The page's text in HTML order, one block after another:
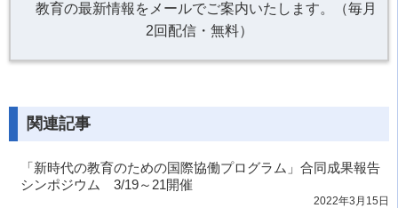
教育の最新情報をメールでご案内いたします。（毎月
2回配信・無料）
関連記事
「新時代の教育のための国際協働プログラム」合同成果報告
シンポジウム 3/19～21開催
2022年3月15日